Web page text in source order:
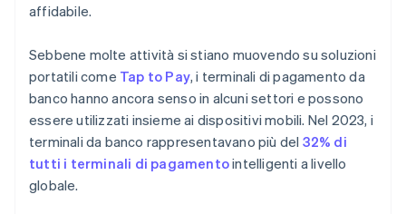
affidabile.
Sebbene molte attività si stiano muovendo su soluzioni
portatili come Tap to Pay, i terminali di pagamento da
banco hanno ancora senso in alcuni settori e possono
essere utilizzati insieme ai dispositivi mobili. Nel 2023, i
terminali da banco rappresentavano più del 32% di
tutti i terminali di pagamentointelligenti a livello
globale.